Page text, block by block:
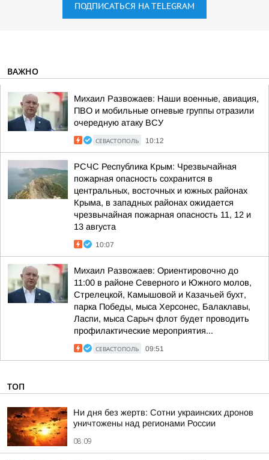
ПОДПИСАТЬСЯ НА TELEGRAM
ВАЖНО
Михаил Развожаев: Наши военные, авиация,
ПВО и мобильные огневые группы отразили
очередную атаку ВСУ
СЕВАСТОПОЛЬ 10:12
РСЧС Республика Крым: Чрезвычайная
пожарная опасность сохранится в
центральных, восточных и южных районах
Крыма, в западных районах ожидается
чрезвычайная пожарная опасность 11, 12 и
13 августа
10:07
Михаил Развожаев: Ориентировочно до
11:00 в районе Северного и Южного молов,
Стрелецкой, Камышовой и Казачьей бухт,
парка Победы, мыса Херсонес, Балаклавы,
Ласпи, мыса Сарыч флот будет проводить
профилактические мероприятия...
СЕВАСТОПОЛЬ 09:51
ТОП
Ни дня без жертв: Сотни украинских дронов
уничтожены над регионами России
08:09